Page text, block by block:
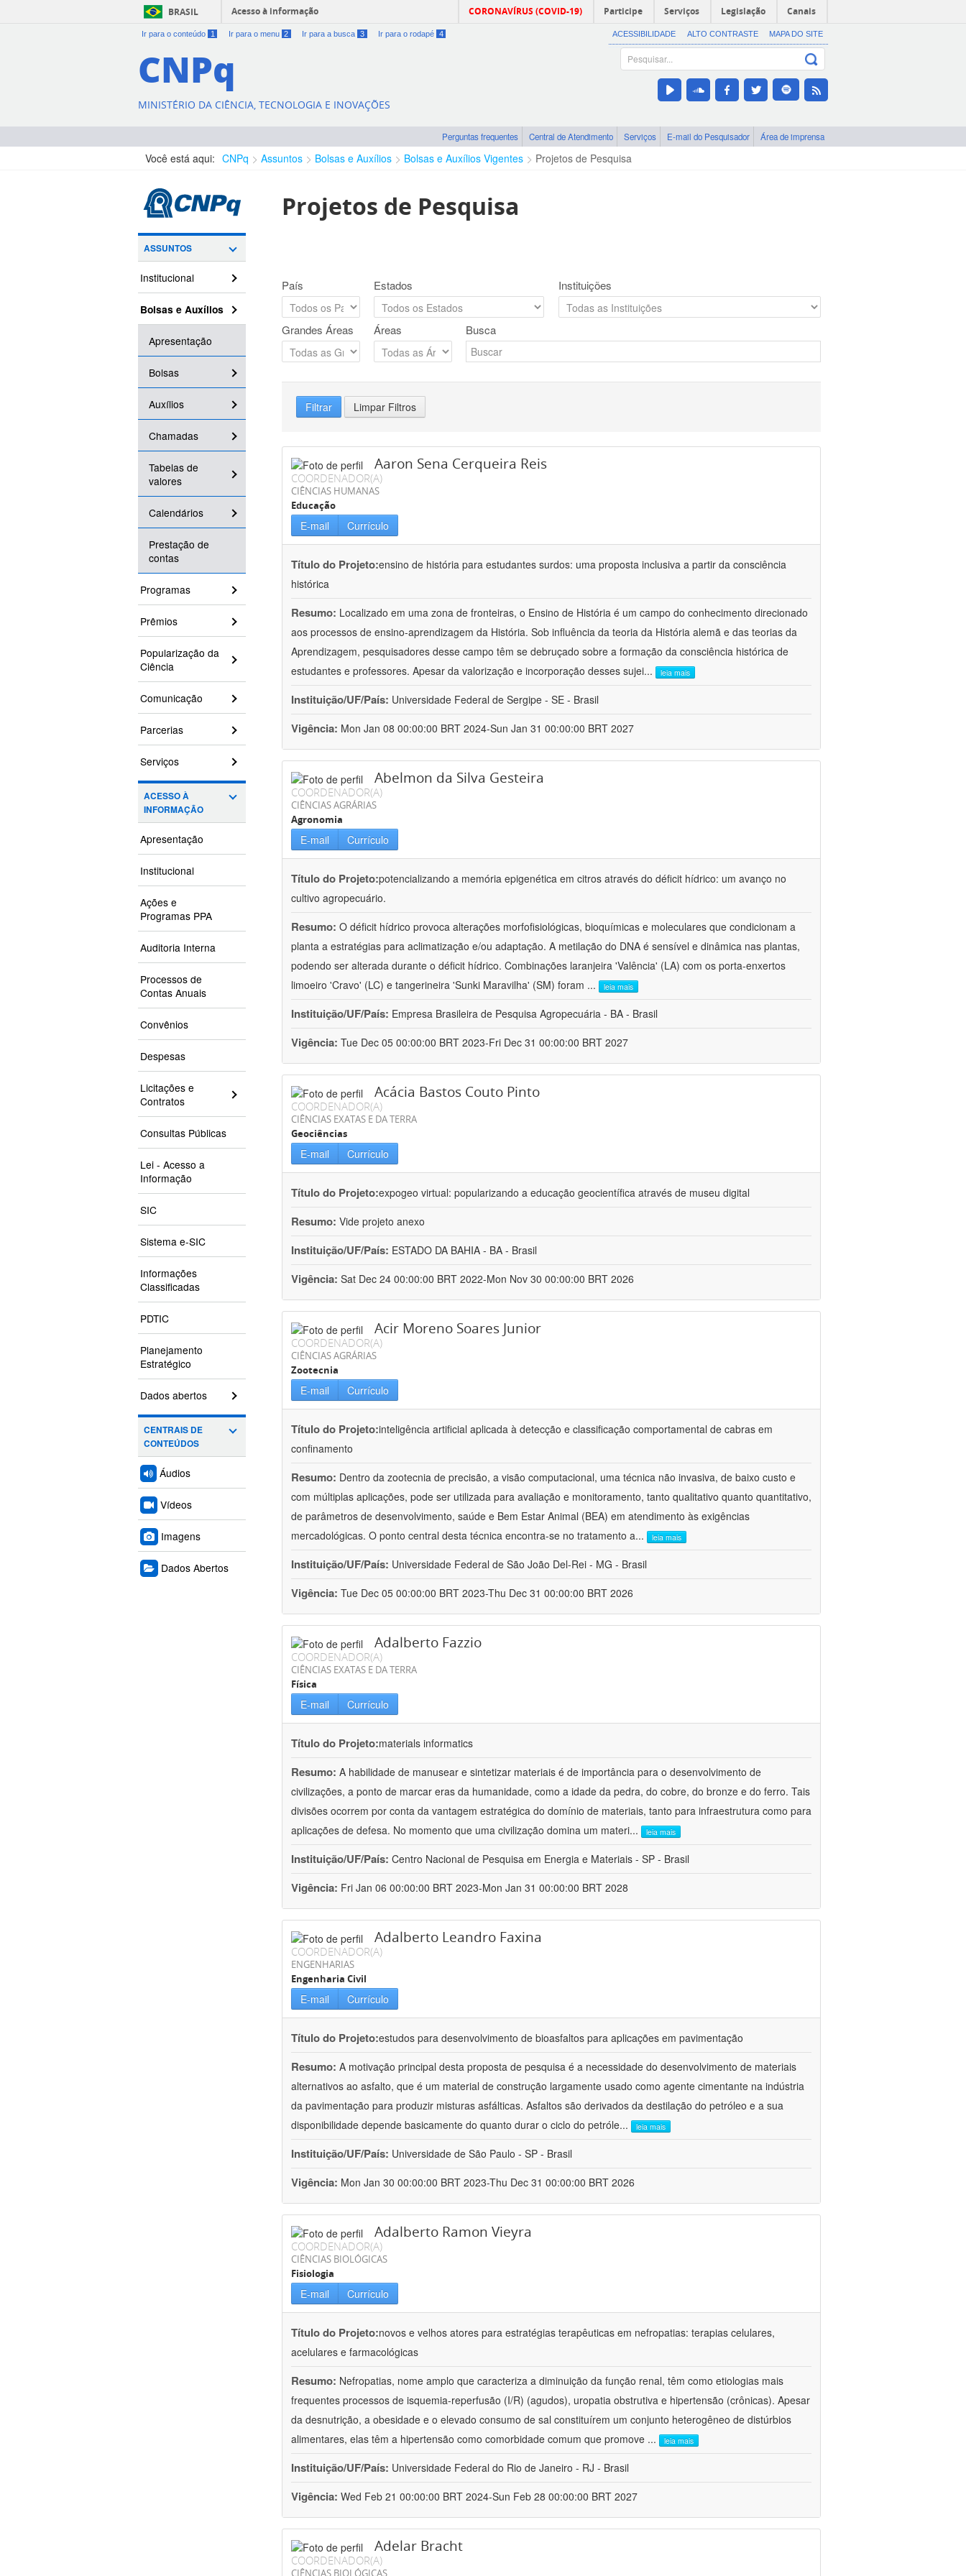
BRASIL Acesso à informação CORONAVÍRUS (COVID-19) Participe Serviços Legislação Canais
Ir para o conteúdo 1 Ir para o menu 2 Ir para a busca 3 Ir para o rodapé 4 ACESSIBILIDADE ALTO CONTRASTE MAPA DO SITE
CNPq
MINISTÉRIO DA CIÊNCIA, TECNOLOGIA E INOVAÇÕES
Perguntas frequentes Central de Atendimento Serviços E-mail do Pesquisador Área de imprensa
Você está aqui: CNPq Assuntos Bolsas e Auxílios Bolsas e Auxílios Vigentes Projetos de Pesquisa
ASSUNTOS
Institucional
Bolsas e Auxílios
Apresentação
Bolsas
Auxílios
Chamadas
Tabelas de
valores
Calendários
Prestação de
contas
Programas
Prêmios
Popularização da
Ciência
Comunicação
Parcerias
Serviços
ACESSO À
INFORMAÇÃO
Apresentação
Institucional
Ações e
Programas PPA
Auditoria Interna
Processos de
Contas Anuais
Convênios
Despesas
Licitações e
Contratos
Consultas Públicas
Lei - Acesso a
Informação
SIC
Sistema e-SIC
Informações
Classificadas
PDTIC
Planejamento
Estratégico
Dados abertos
CENTRAIS DE
CONTEÚDOS
Áudios
Vídeos
Imagens
Dados Abertos
Projetos de Pesquisa
País Estados Instituições
Grandes Áreas Áreas Busca
Filtrar Limpar Filtros
Aaron Sena Cerqueira Reis
COORDENADOR(A)
CIÊNCIAS HUMANAS
Educação
E-mail Currículo
Título do Projeto:ensino de história para estudantes surdos: uma proposta inclusiva a partir da consciência
histórica
Resumo: Localizado em uma zona de fronteiras, o Ensino de História é um campo do conhecimento direcionado
aos processos de ensino-aprendizagem da História. Sob influência da teoria da História alemã e das teorias da
Aprendizagem, pesquisadores desse campo têm se debruçado sobre a formação da consciência histórica de
estudantes e professores. Apesar da valorização e incorporação desses sujei... leia mais
Instituição/UF/País: Universidade Federal de Sergipe - SE - Brasil
Vigência: Mon Jan 08 00:00:00 BRT 2024-Sun Jan 31 00:00:00 BRT 2027
Abelmon da Silva Gesteira
COORDENADOR(A)
CIÊNCIAS AGRÁRIAS
Agronomia
E-mail Currículo
Título do Projeto:potencializando a memória epigenética em citros através do déficit hídrico: um avanço no
cultivo agropecuário.
Resumo: O déficit hídrico provoca alterações morfofisiológicas, bioquímicas e moleculares que condicionam a
planta a estratégias para aclimatização e/ou adaptação. A metilação do DNA é sensível e dinâmica nas plantas,
podendo ser alterada durante o déficit hídrico. Combinações laranjeira 'Valência' (LA) com os porta-enxertos
limoeiro 'Cravo' (LC) e tangerineira 'Sunki Maravilha' (SM) foram ... leia mais
Instituição/UF/País: Empresa Brasileira de Pesquisa Agropecuária - BA - Brasil
Vigência: Tue Dec 05 00:00:00 BRT 2023-Fri Dec 31 00:00:00 BRT 2027
Acácia Bastos Couto Pinto
COORDENADOR(A)
CIÊNCIAS EXATAS E DA TERRA
Geociências
E-mail Currículo
Título do Projeto:expogeo virtual: popularizando a educação geocientífica através de museu digital
Resumo: Vide projeto anexo
Instituição/UF/País: ESTADO DA BAHIA - BA - Brasil
Vigência: Sat Dec 24 00:00:00 BRT 2022-Mon Nov 30 00:00:00 BRT 2026
Acir Moreno Soares Junior
COORDENADOR(A)
CIÊNCIAS AGRÁRIAS
Zootecnia
E-mail Currículo
Título do Projeto:inteligência artificial aplicada à detecção e classificação comportamental de cabras em
confinamento
Resumo: Dentro da zootecnia de precisão, a visão computacional, uma técnica não invasiva, de baixo custo e
com múltiplas aplicações, pode ser utilizada para avaliação e monitoramento, tanto qualitativo quanto quantitativo,
de parâmetros de desenvolvimento, saúde e Bem Estar Animal (BEA) em atendimento às exigências
mercadológicas. O ponto central desta técnica encontra-se no tratamento a... leia mais
Instituição/UF/País: Universidade Federal de São João Del-Rei - MG - Brasil
Vigência: Tue Dec 05 00:00:00 BRT 2023-Thu Dec 31 00:00:00 BRT 2026
Adalberto Fazzio
COORDENADOR(A)
CIÊNCIAS EXATAS E DA TERRA
Física
E-mail Currículo
Título do Projeto:materials informatics
Resumo: A habilidade de manusear e sintetizar materiais é de importância para o desenvolvimento de
civilizações, a ponto de marcar eras da humanidade, como a idade da pedra, do cobre, do bronze e do ferro. Tais
divisões ocorrem por conta da vantagem estratégica do domínio de materiais, tanto para infraestrutura como para
aplicações de defesa. No momento que uma civilização domina um materi... leia mais
Instituição/UF/País: Centro Nacional de Pesquisa em Energia e Materiais - SP - Brasil
Vigência: Fri Jan 06 00:00:00 BRT 2023-Mon Jan 31 00:00:00 BRT 2028
Adalberto Leandro Faxina
COORDENADOR(A)
ENGENHARIAS
Engenharia Civil
E-mail Currículo
Título do Projeto:estudos para desenvolvimento de bioasfaltos para aplicações em pavimentação
Resumo: A motivação principal desta proposta de pesquisa é a necessidade do desenvolvimento de materiais
alternativos ao asfalto, que é um material de construção largamente usado como agente cimentante na indústria
da pavimentação para produzir misturas asfálticas. Asfaltos são derivados da destilação do petróleo e a sua
disponibilidade depende basicamente do quanto durar o ciclo do petróle... leia mais
Instituição/UF/País: Universidade de São Paulo - SP - Brasil
Vigência: Mon Jan 30 00:00:00 BRT 2023-Thu Dec 31 00:00:00 BRT 2026
Adalberto Ramon Vieyra
COORDENADOR(A)
CIÊNCIAS BIOLÓGICAS
Fisiologia
E-mail Currículo
Título do Projeto:novos e velhos atores para estratégias terapêuticas em nefropatias: terapias celulares,
acelulares e farmacológicas
Resumo: Nefropatias, nome amplo que caracteriza a diminuição da função renal, têm como etiologias mais
frequentes processos de isquemia-reperfusão (I/R) (agudos), uropatia obstrutiva e hipertensão (crônicas). Apesar
da desnutrição, a obesidade e o elevado consumo de sal constituírem um conjunto heterogêneo de distúrbios
alimentares, elas têm a hipertensão como comorbidade comum que promove ... leia mais
Instituição/UF/País: Universidade Federal do Rio de Janeiro - RJ - Brasil
Vigência: Wed Feb 21 00:00:00 BRT 2024-Sun Feb 28 00:00:00 BRT 2027
Adelar Bracht
COORDENADOR(A)
CIÊNCIAS BIOLÓGICAS